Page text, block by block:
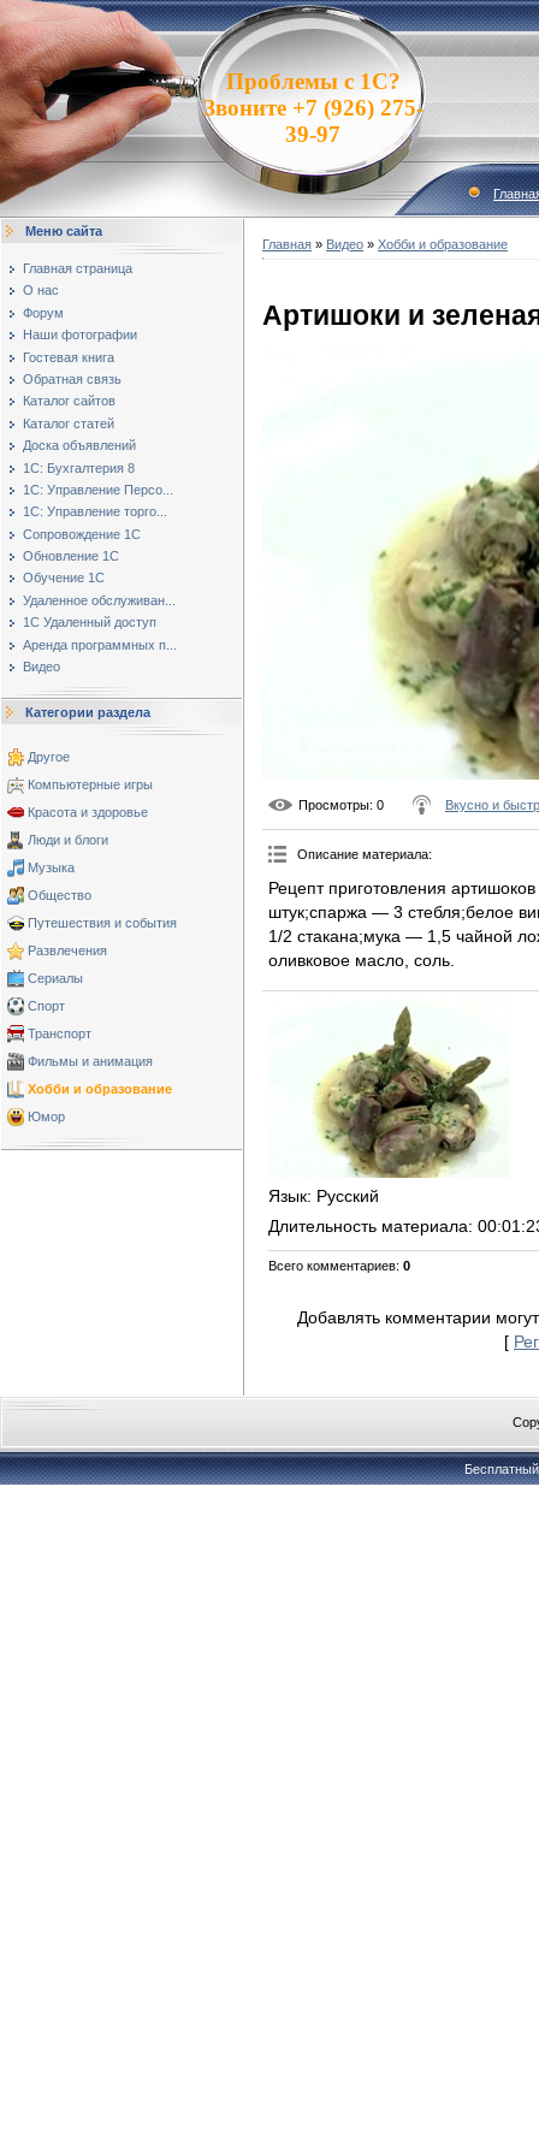
Проблемы с 1С?
Звоните +7 (926) 275-
39-97
Меню сайта
Главная страница
О нас
Форум
Наши фотографии
Гостевая книга
Обратная связь
Каталог сайтов
Каталог статей
Доска объявлений
1С: Бухгалтерия 8
1С: Управление Персо...
1С: Управление торго...
Сопровождение 1С
Обновление 1С
Обучение 1С
Удаленное обслуживан...
1С Удаленный доступ
Аренда программных п...
Видео
Категории раздела
Другое
Компьютерные игры
Красота и здоровье
Люди и блоги
Музыка
Общество
Путешествия и события
Развлечения
Сериалы
Спорт
Транспорт
Фильмы и анимация
Хобби и образование
Юмор
Главная » Видео » Хобби и образование
Артишоки и
Просмотры: 0 Вкусно и
Описание материала:
Рецепт приготовления
штук;спаржа — 3 стебля;белое
1/2 стакана;мука — 1,5 чайной
оливковое масло, соль.
Язык: Русский
Длительность материала:
Всего комментариев: 0
Добавлять комментарии
[